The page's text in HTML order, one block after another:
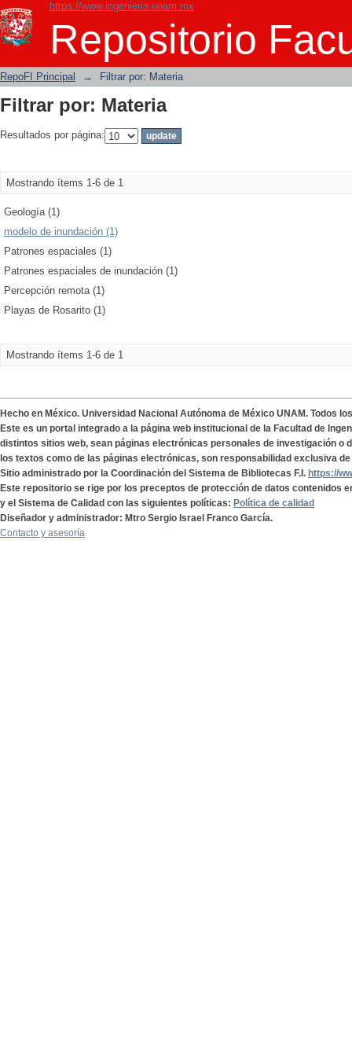
https://www.ingenieria.unam.mx
Repositorio
Filtrar por: Materia
RepoFI Principal → Filtrar por: Materia
Filtrar por: Materia
Resultados por página:
Mostrando ítems 1-6 de 1
Geología (1)
modelo de inundación (1)
Patrones espaciales (1)
Patrones espaciales de inundación (1)
Percepción remota (1)
Playas de Rosarito (1)
Mostrando ítems 1-6 de 1
Hecho en México. Universidad Nacional Autónoma de México UNAM. Todos
Este es un portal integrado a la página web institucional de la Facultad de
distintos sitios web, sean páginas electrónicas personales de investigación o
los textos como de las páginas electrónicas, son responsabilidad exclusiva
Sitio administrado por la Coordinación del Sistema de Bibliotecas F.I. https://
Este repositorio se rige por los preceptos de protección de datos contenidos
y el Sistema de Calidad con las siguientes políticas: Política de calidad
Diseñador y administrador: Mtro Sergio Israel Franco García.
Contacto y asesoría